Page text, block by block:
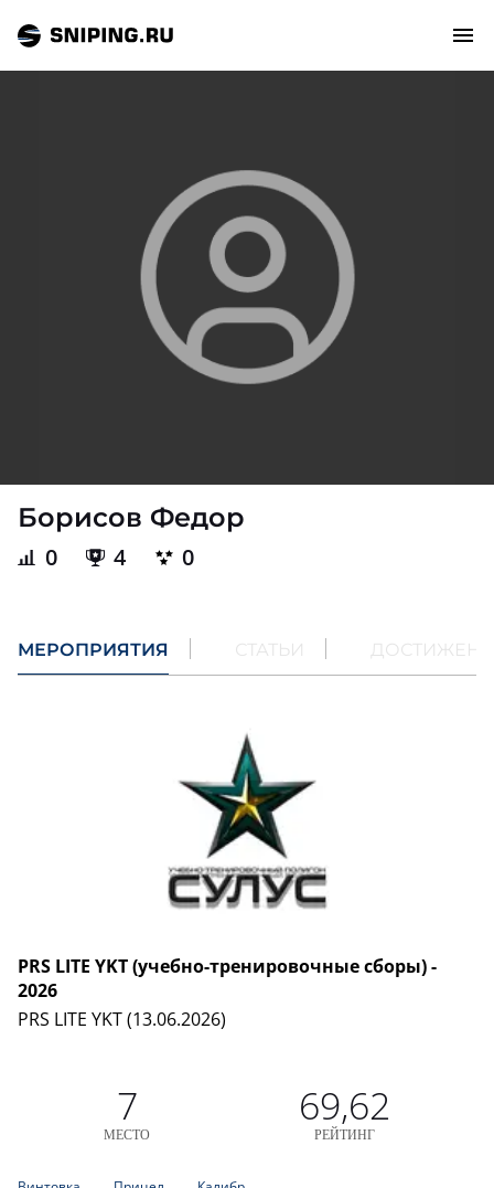
ТИРЫ И СТРЕЛЬБИЩА
О НАС
Борисов Федор
0 4 0
МЕРОПРИЯТИЯ СТАТЬИ
PRS LITE YKT (учебно-тренировочные сборы) -
2026
PRS LITE YKT (13.06.2026)
7
МЕСТО
69,62
РЕЙТИНГ